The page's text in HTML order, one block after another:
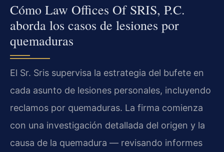
Cómo Law Offices Of SRIS, P.C.
aborda los casos de lesiones por
quemaduras
El Sr. Sris supervisa la estrategia del bufete en
cada asunto de lesiones personales, incluyendo
reclamos por quemaduras. La firma comienza
con una investigación detallada del origen y la
causa de la quemadura — revisando informes